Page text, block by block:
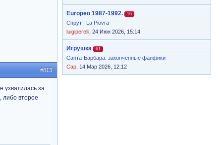
Europeo 1987-1992. 16
Спрут | La Piovra
luigiperelli , 24 Июн 2026, 15:14
Игрушка 61
Санта-Барбара: законченные фанфики
Cap , 14 Мар 2026, 12:12
#813
ухватилась за
либо второе